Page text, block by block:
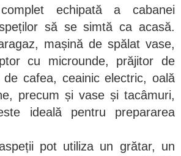
echipată a cabanei
să se simtă ca acasă.
mașină de spălat vase,
cu microunde, prăjitor de
de cafea, ceainic electric, oală
precum și vase și tacâmuri,
ideală pentru prepararea
pot utiliza un grătar, un